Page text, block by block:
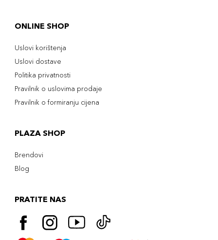
ONLINE SHOP
Uslovi korištenja
Uslovi dostave
Politika privatnosti
Pravilnik o uslovima prodaje
Pravilnik o formiranju cijena
PLAZA SHOP
Brendovi
Blog
PRATITE NAS